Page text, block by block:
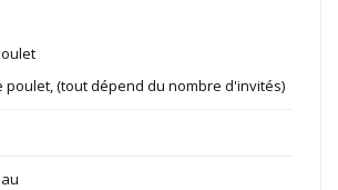
poulet, (tout dépend du nombre d'invités)